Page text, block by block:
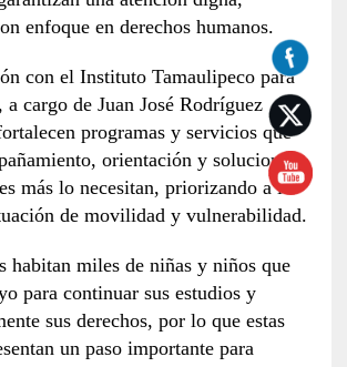
enfoque en derechos humanos.
con el Instituto Tamaulipeco para
cargo de Juan José Rodríguez
programas y servicios que
orientación y soluciones
más lo necesitan, priorizando a las
de movilidad y vulnerabilidad.
habitan miles de niñas y niños que
para continuar sus estudios y
sus derechos, por lo que estas
un paso importante para